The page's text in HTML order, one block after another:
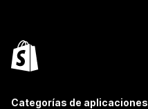
Categorías de aplicaciones